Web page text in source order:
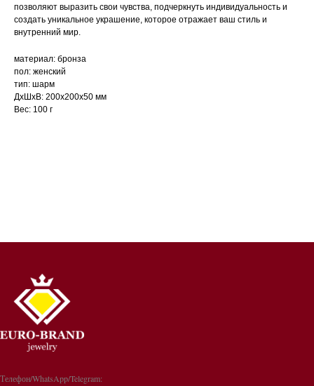
позволяют выразить свои чувства, подчеркнуть индивидуальность и
создать уникальное украшение, которое отражает ваш стиль и
внутренний мир.
материал: бронза
пол: женский
тип: шарм
ДxШxВ: 200x200x50 мм
Вес: 100 г
Телефон/WhatsApp/Telegram: